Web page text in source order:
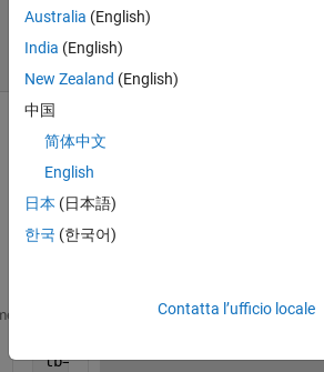
33
Visualizzazioni
(30 giorni)
tb=165
Australia (English)
India (English)
New Zealand (English)
中国
简体中文
English
日本 (日本語)
한국 (한국어)
Contatta l’ufficio locale